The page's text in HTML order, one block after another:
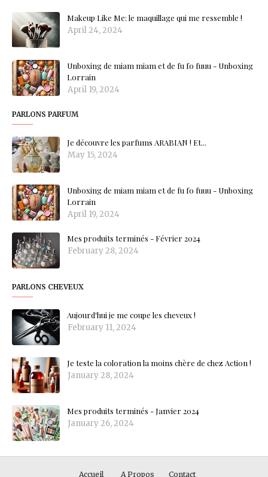
Makeup Like Me: le maquillage qui me ressemble !
April 24, 2024
Unboxing de miam miam et de fu fo fuuu - Unboxing
Lorrain
April 19, 2024
PARLONS PARFUM
Je découvre les parfums ARABIAN ! Et...
May 15, 2024
Unboxing de miam miam et de fu fo fuuu - Unboxing
Lorrain
April 19, 2024
Mes produits terminés - Février 2024
February 28, 2024
PARLONS CHEVEUX
Aujourd'hui je me coupe les cheveux !
February 11, 2024
Je teste la coloration la moins chère de chez Action !
January 28, 2024
Mes produits terminés - Janvier 2024
January 26, 2024
Accueil A Propos Contact